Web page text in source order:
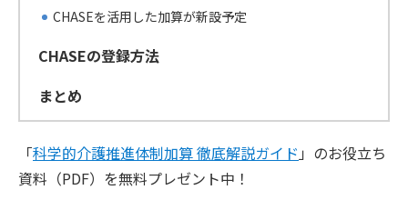
CHASEを活用した加算が新設予定
CHASEの登録方法
まとめ
「科学的介護推進体制加算 徹底解説ガイド 」のお役立ち
資料（PDF）を無料プレゼント中！